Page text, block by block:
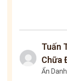
Tuấn
Chữa
Ẩn Danh